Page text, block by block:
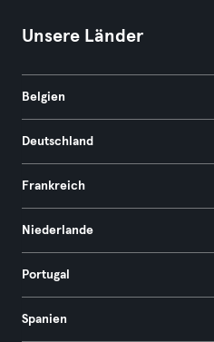
Unsere Länder
Belgien
Deutschland
Frankreich
Niederlande
Portugal
Spanien